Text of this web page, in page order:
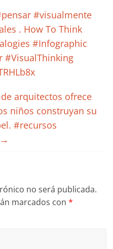
#visualmente
. How To Think
#Infographic
#VisualThinking
arquitectos ofrece
niños construyan su
#recursos
→
no será publicada.
marcados con*